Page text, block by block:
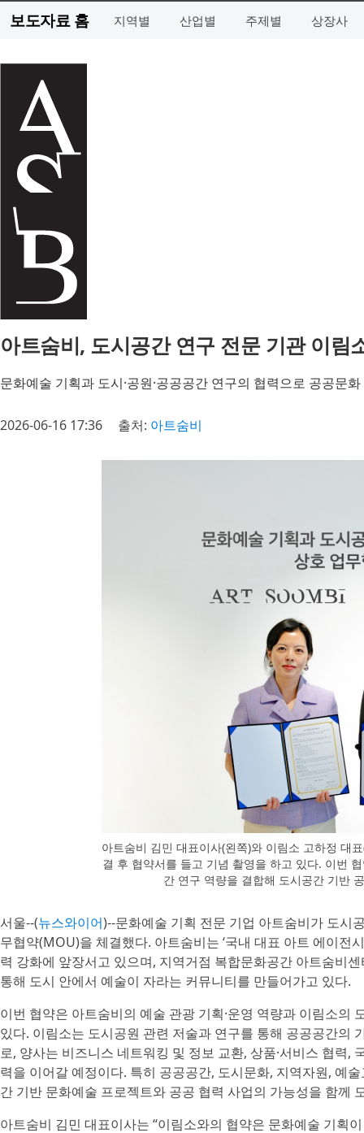
보도자료 홈 지역별 산업별 주제별 상장사
아트숨비, 도시공간 연구 전문 기관 이림
문화예술 기획과 도시·공원·공공공간 연구의 협력으로 공공문
2026-06-16 17:36 출처: 아트숨비
아트숨비 김민 대표이사(왼쪽)와 이림소 고하정 대
결 후 협약서를 들고 기념 촬영을 하고 있다. 이번
간 연구 역량을 결합해 도시공간 기반
서울--(뉴스와이어)--문화예술 기획 전문 기업 아트숨비가 도시
무협약(MOU)을 체결했다. 아트숨비는 ‘국내 대표 아트 에이전
력 강화에 앞장서고 있으며, 지역거점 복합문화공간 아트숨비
통해 도시 안에서 예술이 자라는 커뮤니티를 만들어가고 있다.
이번 협약은 아트숨비의 예술 관광 기획·운영 역량과 이림소의
있다. 이림소는 도시공원 관련 저술과 연구를 통해 공공공간의
로, 양사는 비즈니스 네트워킹 및 정보 교환, 상품·서비스 협력
력을 이어갈 예정이다. 특히 공공공간, 도시문화, 지역자원, 예
간 기반 문화예술 프로젝트와 공공 협력 사업의 가능성을 함께
아트숨비 김민 대표이사는 “이림소와의 협약은 문화예술 기획